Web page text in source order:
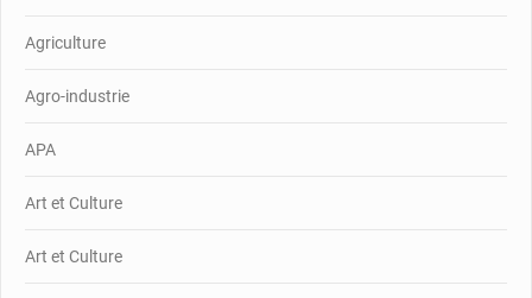
Agriculture
Agro-industrie
APA
Art et Culture
Art et Culture